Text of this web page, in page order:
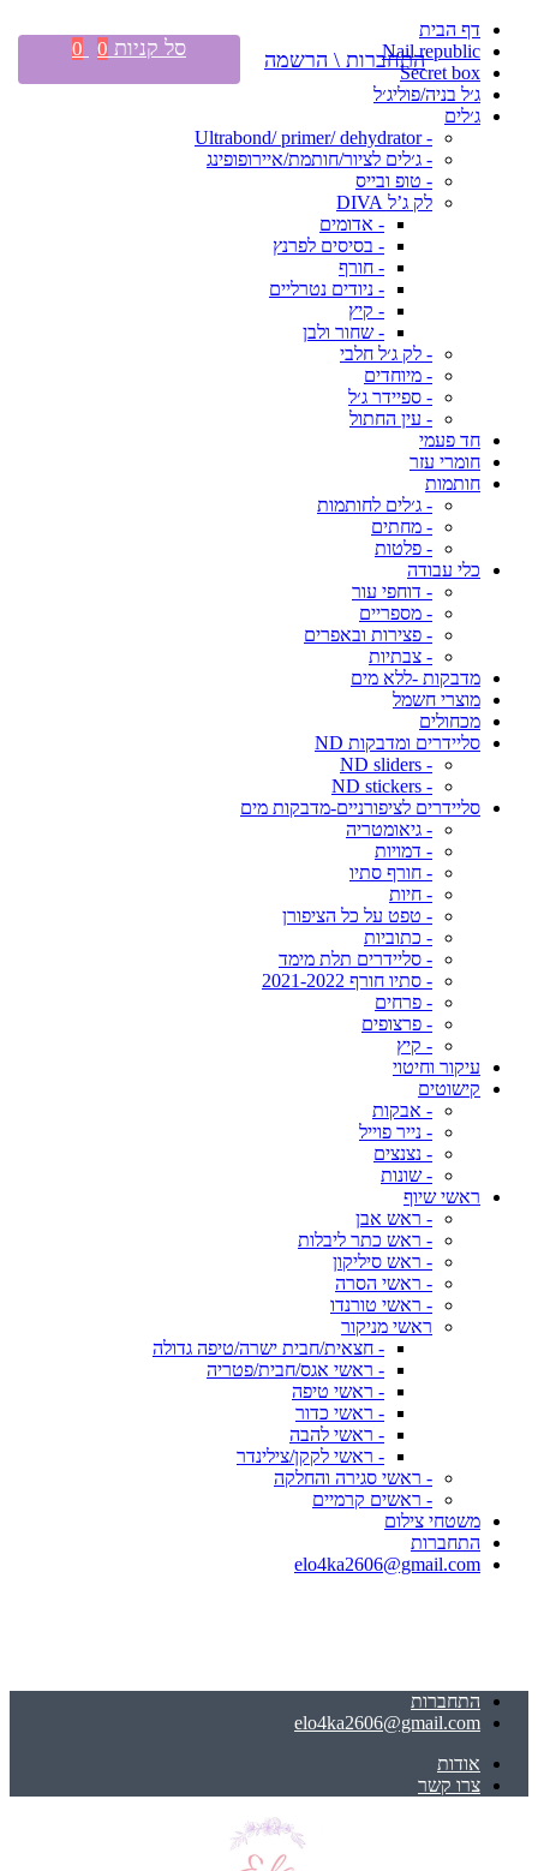
דף הבית
Nail republic
Secret box
ג׳ל בניה/פוליג׳ל
ג׳לים
- Ultrabond/ primer/ dehydrator
- ג׳לים לציור/חותמת/איירופופינג
- טופ ובייס
לק ג’ל DIVA
- אדומים
- בסיסים לפרנץ
- חורף
- ניודים נטרליים
- קיץ
- שחור ולבן
- לק ג׳ל חלבי
- מיוחדים
- ספיידר ג׳ל
- עין החתול
חד פעמי
חומרי עזר
חותמות
- ג׳לים לחותמות
- מחתים
- פלטות
כלי עבודה
- דוחפי עור
- מספריים
- פצירות ובאפרים
- צבתיות
מדבקות -ללא מים
מוצרי חשמל
מכחולים
סליידרים ומדבקות ND
- ND sliders
- ND stickers
סליידרים לציפורניים-מדבקות מים
- גיאומטריה
- דמויות
- חורף סתיו
- חיות
- טפט על כל הציפורן
- כתוביות
- סליידרים תלת מימד
- סתיו חורף 2021-2022
- פרחים
- פרצופים
- קיץ
עיקור וחיטוי
קישוטים
- אבקות
- נייר פוייל
- נצנצים
- שונות
ראשי שיוף
- ראש אבן
- ראש כתר ליבלות
- ראש סיליקון
- ראשי הסרה
- ראשי טורנדו
ראשי מניקור
- חצאית/חבית ישרה/טיפה גדולה
- ראשי אגס/חבית/פטריה
- ראשי טיפה
- ראשי כדור
- ראשי להבה
- ראשי לקקן/צילינדר
- ראשי סגירה והחלקה
- ראשים קרמיים
משטחי צילום
התחברות
elo4ka2606@gmail.com
התחברות
elo4ka2606@gmail.com
אודות
צרו קשר
התחברות \ הרשמה סל קניות 0
0